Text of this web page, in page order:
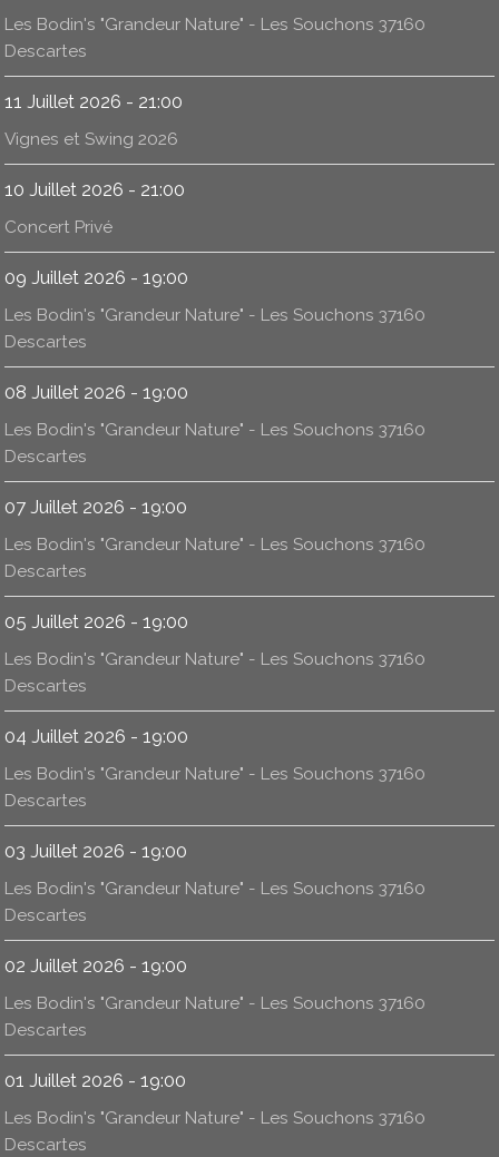
Les Bodin's "Grandeur Nature" - Les Souchons 37160
Descartes
11 Juillet 2026 - 21:00
Vignes et Swing 2026
10 Juillet 2026 - 21:00
Concert Privé
09 Juillet 2026 - 19:00
Les Bodin's "Grandeur Nature" - Les Souchons 37160
Descartes
08 Juillet 2026 - 19:00
Les Bodin's "Grandeur Nature" - Les Souchons 37160
Descartes
07 Juillet 2026 - 19:00
Les Bodin's "Grandeur Nature" - Les Souchons 37160
Descartes
05 Juillet 2026 - 19:00
Les Bodin's "Grandeur Nature" - Les Souchons 37160
Descartes
04 Juillet 2026 - 19:00
Les Bodin's "Grandeur Nature" - Les Souchons 37160
Descartes
03 Juillet 2026 - 19:00
Les Bodin's "Grandeur Nature" - Les Souchons 37160
Descartes
02 Juillet 2026 - 19:00
Les Bodin's "Grandeur Nature" - Les Souchons 37160
Descartes
01 Juillet 2026 - 19:00
Les Bodin's "Grandeur Nature" - Les Souchons 37160
Descartes